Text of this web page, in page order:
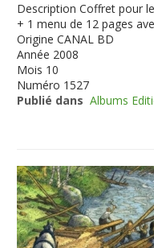
Description Coffret pour
+ 1 menu de 12 pages
Origine CANAL BD
Année 2008
Mois 10
Numéro 1527
Publié dans Albums